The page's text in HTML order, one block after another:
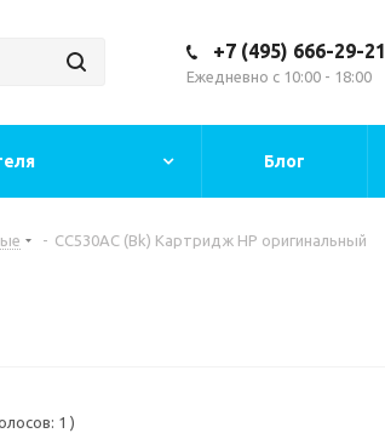
+7 (495) 666-29-21
Ежедневно с 10:00 - 18:00
Блог
- CC530AC (Bk) Картридж HP оригинальный
1 )